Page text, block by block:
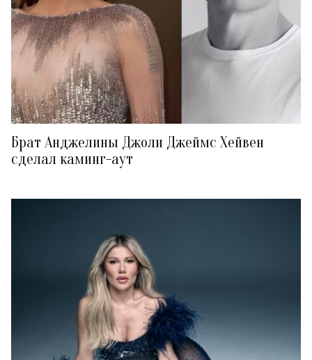
Брат Анджелины Джоли Джеймс Хейвен
сделал каминг-аут